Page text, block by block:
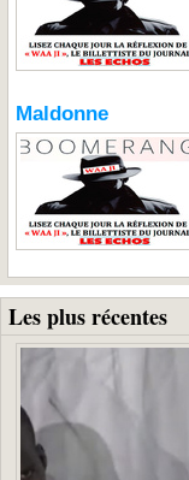
Maldonne
Les plus récentes